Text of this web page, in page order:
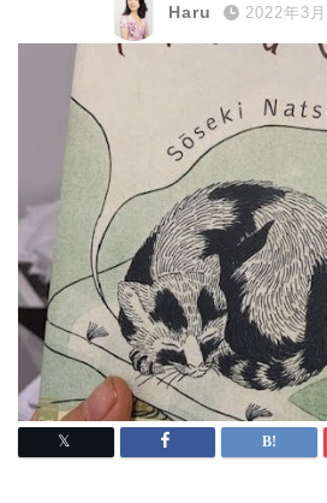
Haru 2022年3